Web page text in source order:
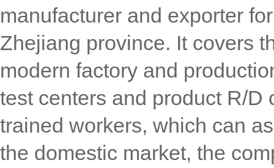
manufacturer and exporter
Zhejiang province. It covers
modern factory and
test centers and product R/D
trained workers, which can
the domestic market, the